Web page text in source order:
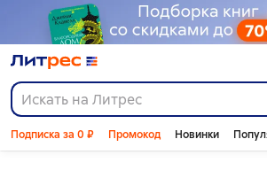
Подписка за 0 ₽ Промокод Новинки
Слайдер с книгами